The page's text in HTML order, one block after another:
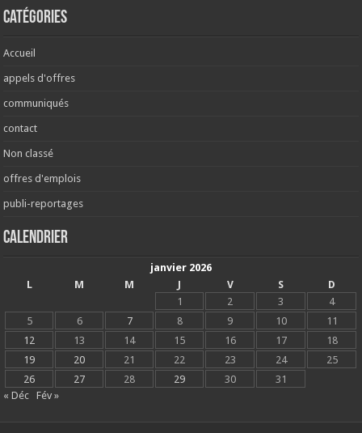
Catégories
Accueil
appels d'offres
communiqués
contact
Non classé
offres d'emplois
publi-reportages
Calendrier
janvier 2026
L
M M J V S
D
1
2 3
4
5
6 7 8 9 10
11
12
13 14 15 16 17
18
19
20 21 22 23 24
25
26
27 28 29 30
31
« Déc
Fév »